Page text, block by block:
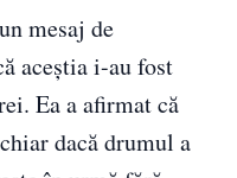
mesaj de
aceștia i-au fost
Ea a afirmat că
dacă drumul a